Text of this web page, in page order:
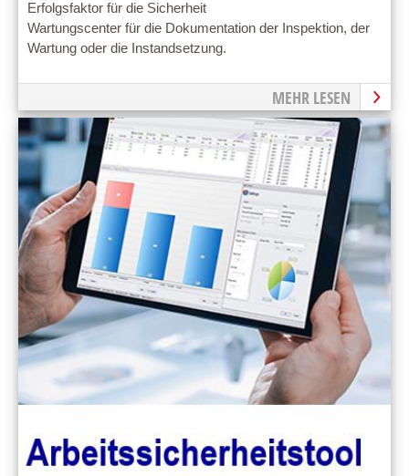
Erfolgsfaktor für die Sicherheit
Wartungscenter für die Dokumentation der Inspektion, der
Wartung oder die Instandsetzung.
MEHR LESEN